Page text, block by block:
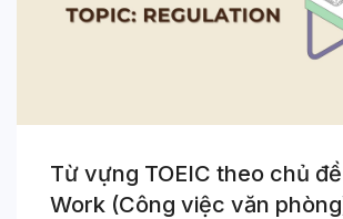
Từ vựng TOEIC theo chủ
Work (Công việc văn